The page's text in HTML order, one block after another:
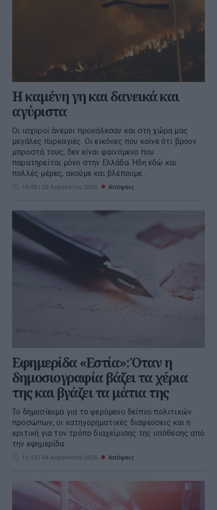
Η καμένη γη και δανεικά και
αγύριστα
Οι ισχυροί άνεμοι προκάλεσαν και στη χώρα μας
μεγάλες πυρκαγιές. Οι εικόνες που καίνε ότι βρουν
μπροστά τους, δεν είναι φαινόμενο που
παρατηρείται μόνο στην Ελλάδα. Ήδη εδώ και
πολλές μέρες, ακούμε και βλέπουμε...
16:00 | 02 Αυγούστου 2026 Απόψεις
Εφημερίδα «Εστία»: Όταν η
δημοσιογραφία βάζει τα χέρια
της και βγάζει τα μάτια της
Το δημοσίευμα για το φερόμενο δείπνο πολιτικών
προσώπων, οι κατηγορηματικές διαψεύσεις και η
κριτική για τον τρόπο διαχείρισης της υπόθεσης από
την εφημερίδα.
11:13 | 04 Αυγούστου 2026 Απόψεις